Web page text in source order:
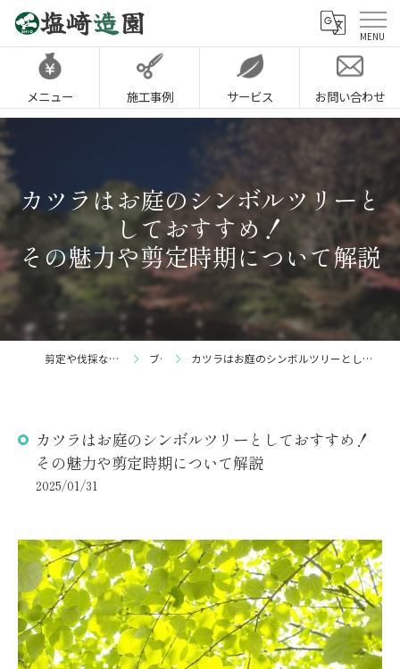
メニュー 施工事例 サービス お問い合わせ
カツラはお庭のシンボルツリーと
しておすすめ！
その魅力や剪定時期について解説
剪定や伐採なら神戸市の塩崎造園 ブログ カツラはお庭のシンボルツリーとしておすすめ！その魅力や剪定時期について解説
カツラはお庭のシンボルツリーとしておすすめ！
その魅力や剪定時期について解説
2025/01/31